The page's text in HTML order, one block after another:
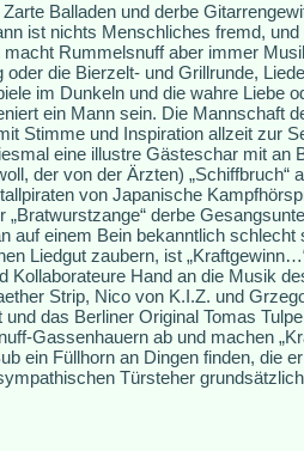
Balladen und derbe
ist nichts Menschliches fremd,
Rummelsnuff aber immer
die Bierzelt- und Grillrunde,
im Dunkeln und die wahre Liebe
ein Mann sein. Die Mannschaft
Stimme und Inspiration allzeit zur
eine illustre Gästeschar mit an
der von der Ärzten) „Schiffbruch“
von Japanische
derbe
auf einem Bein bekanntlich
Liedgut zaubern, ist
Hand an die Musik
Strip, Nico von K.I.Z. und
das Berliner Original Tomas
Gassenhauern ab und machen
ein Füllhorn an Dingen finden, die
Türsteher